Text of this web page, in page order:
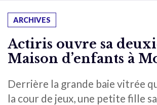
ARCHIVES
Actiris ouvre sa
Maison d’enfants à
Derrière la grande baie vitrée
la cour de jeux, une petite fille